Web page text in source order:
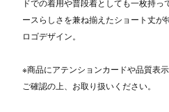
ドでの着用や普段着としても一枚持
ースらしさを兼ね揃えたショート丈が
ロゴデザイン。
※商品にアテンションカードや品質表
ご確認の上、お取り扱いください。